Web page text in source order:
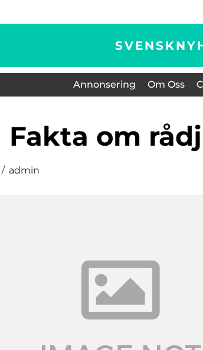
Annonsering Om Oss
fakta om
admin